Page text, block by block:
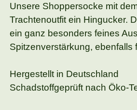
Unsere Shoppersocke mit
Trachtenoutfit ein Hingucker.
ein ganz besonders feines
Spitzenverstärkung, ebenfalls
Hergestellt in Deutschland
Schadstoffgeprüft nach Öko-